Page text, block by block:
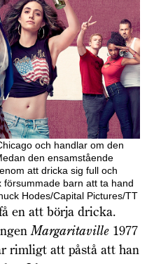
och handlar om den
den ensamstående
att dricka sig full och
barn att ta hand
Hodes/Capital Pictures/TT
en att börja dricka.
Margaritaville 1977
rimligt att påstå att han